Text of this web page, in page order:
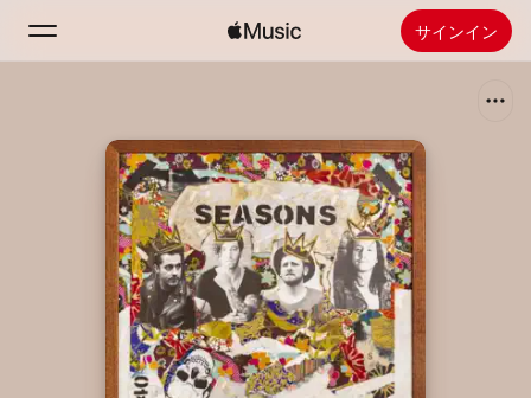
サインイン
新着おすすめ
ラジオ
Apple Musicをインストール